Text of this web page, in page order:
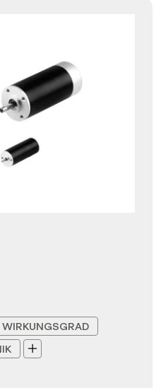
WIRKUNGSGRAD